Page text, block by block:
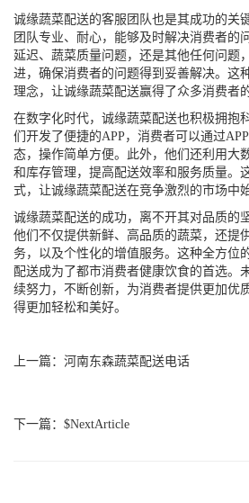
诚缘蔬菜配送的客服团队也是其成功的关
团队专业、耐心，能够及时解决消费者的
延迟、蔬菜质量问题，还是其他任何问题
进，确保消费者的问题得到妥善解决。这
理念，让诚缘蔬菜配送赢得了众多消费者
在数字化时代，诚缘蔬菜配送也积极拥抱
们开发了便捷的APP，消费者可以通过
态，操作简单方便。此外，他们还利用大
和库存管理，提高配送效率和服务质量。
式，让诚缘蔬菜配送在竞争激烈的市场中
诚缘蔬菜配送的成功，离不开其对品质的
他们不仅提供新鲜、高品质的蔬菜，还提
务，以及个性化的增值服务。这种全方位
配送成为了都市消费者健康饮食的首选。
续努力，不断创新，为消费者提供更加优
得更加轻松和美好。
上一篇： 河南东森蔬菜配送电话
下一篇：$NextArticle